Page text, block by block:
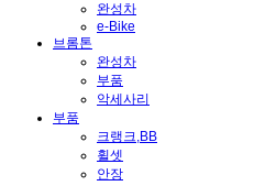
완성차
e-Bike
브롬톤
완성차
부품
악세사리
부품
크랭크,BB
휠셋
안장